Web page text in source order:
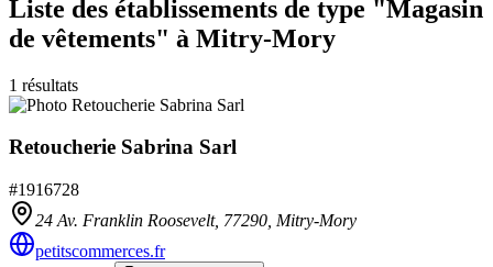
Liste des établissements de type "Magasin
de vêtements" à Mitry-Mory
1 résultats
Retoucherie Sabrina Sarl
#1916728
24 Av. Franklin Roosevelt, 77290 Mitry-Mory
petitscommerces.fr